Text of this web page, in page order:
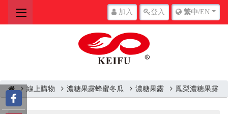
加入 登入 繁中/EN
線上購物 濃糖果露蜂蜜冬瓜 濃糖果露 鳳梨濃糖果露